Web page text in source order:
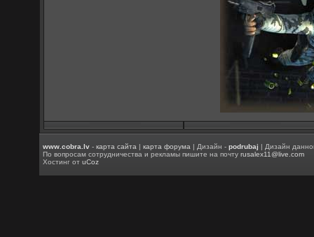
www.cobra.lv -карта сайта |карта форума | Дизайн -podrubaj | Дизайн
По вопросам сотрудничества и рекламы пишите на почтуrusalex11@live.com
Хостинг отuCoz